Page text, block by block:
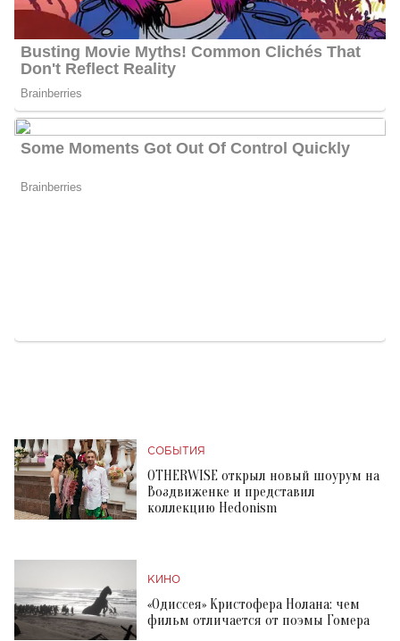
СОБЫТИЯ
OTHERWISE открыл новый шоурум на
Воздвиженке и представил
коллекцию Hedonism
КИНО
«Одиссея» Кристофера Нолана: чем
фильм отличается от поэмы Гомера